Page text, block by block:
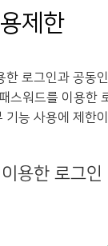
제한
로그인과 공동
스워드를 이용한
기능 사용에 제한
용한 로그인